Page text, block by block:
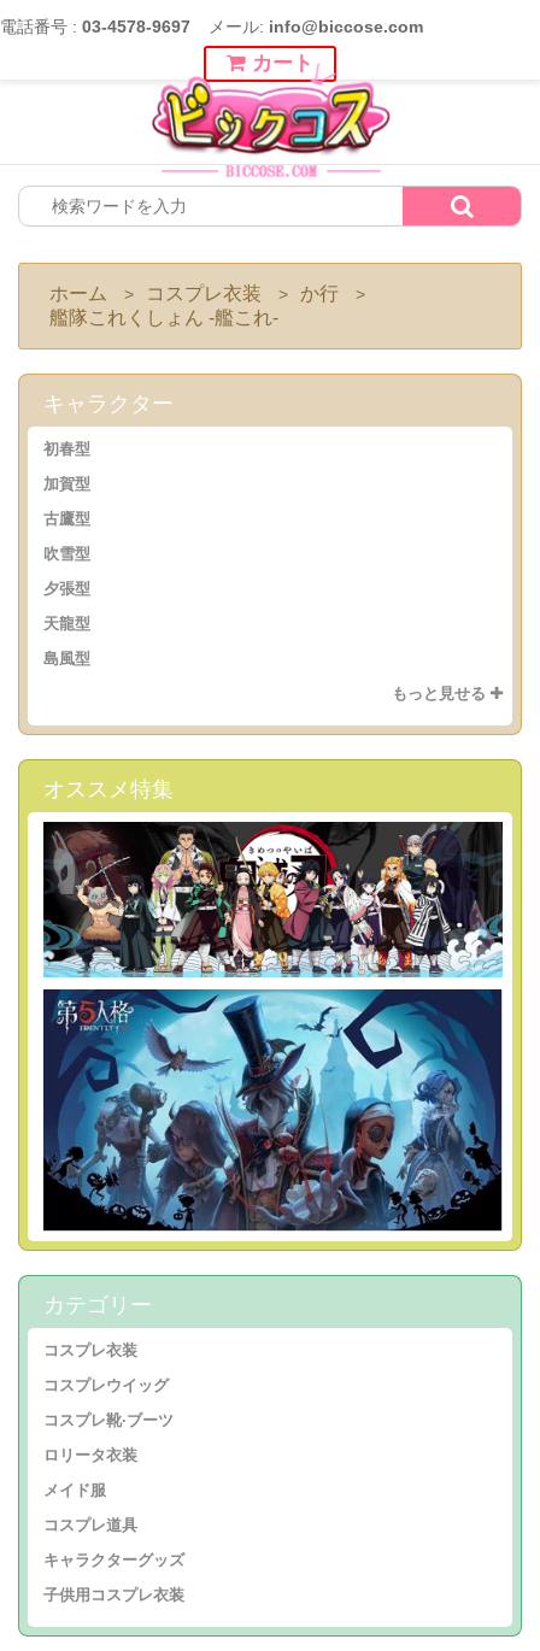
電話番号 : 03-4578-9697 メール: info@biccose.com
カート
ホーム > コスプレ衣装 > か行 >
艦隊これくしょん -艦これ-
キャラクター
初春型
加賀型
古鷹型
吹雪型
夕張型
天龍型
島風型
もっと見せる
オススメ特集
カテゴリー
コスプレ衣装
コスプレウイッグ
コスプレ靴·ブーツ
ロリータ衣装
メイド服
コスプレ道具
キャラクターグッズ
子供用コスプレ衣装